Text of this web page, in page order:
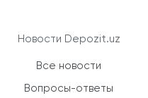
Новости Depozit.uz
Все новости
Вопросы-ответы